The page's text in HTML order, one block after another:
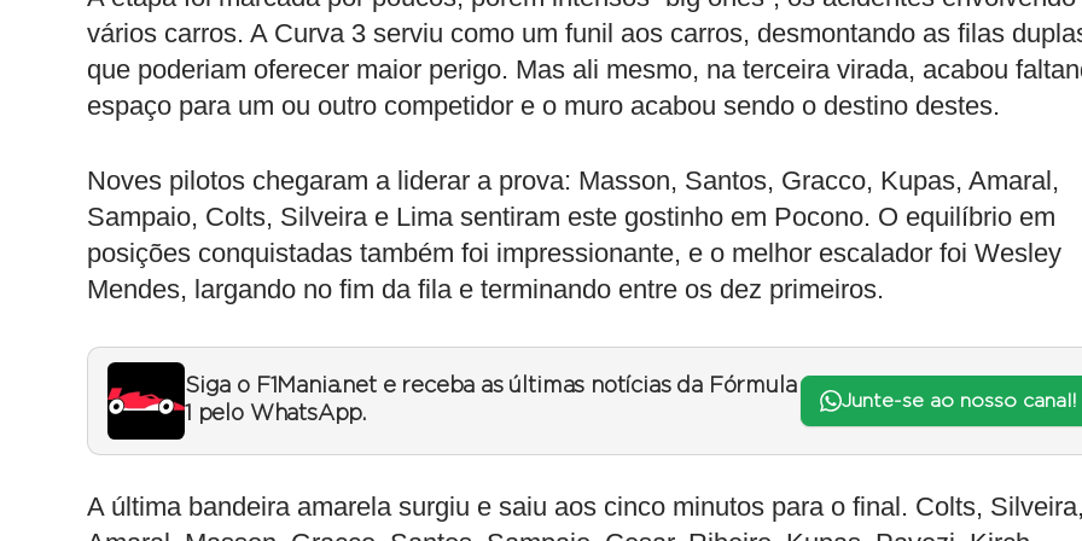
vários carros. A Curva 3 serviu como um funil aos carros, desmontando as filas
que poderiam oferecer maior perigo. Mas ali mesmo, na terceira virada, acabou
espaço para um ou outro competidor e o muro acabou sendo o destino destes.
Noves pilotos chegaram a liderar a prova: Masson, Santos, Gracco, Kupas, Amaral,
Sampaio, Colts, Silveira e Lima sentiram este gostinho em Pocono. O equilíbrio em
posições conquistadas também foi impressionante, e o melhor escalador foi Wesley
Mendes, largando no fim da fila e terminando entre os dez primeiros.
Siga o F1Mania.net e receba as últimas notícias da Fórmula
1 pelo WhatsApp.
Junte-se ao nosso canal!
A última bandeira amarela surgiu e saiu aos cinco minutos para o final. Colts, Silveira,